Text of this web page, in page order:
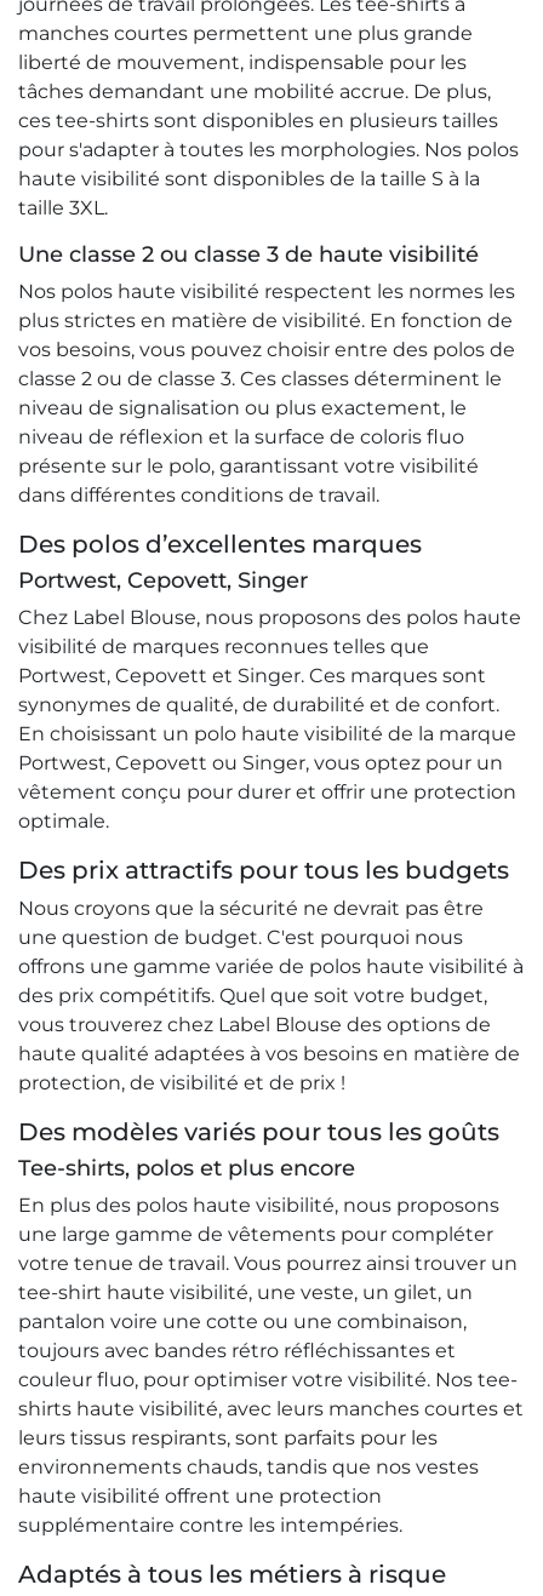
journées de travail prolongées. Les tee-shirts à
manches courtes permettent une plus grande
liberté de mouvement, indispensable pour les
tâches demandant une mobilité accrue. De plus,
ces tee-shirts sont disponibles en plusieurs tailles
pour s'adapter à toutes les morphologies. Nos polos
haute visibilité sont disponibles de la taille S à la
taille 3XL.
Une classe 2 ou classe 3 de haute visibilité
Nos polos haute visibilité respectent les normes les
plus strictes en matière de visibilité. En fonction de
vos besoins, vous pouvez choisir entre des polos de
classe 2 ou de classe 3. Ces classes déterminent le
niveau de signalisation ou plus exactement, le
niveau de réflexion et la surface de coloris fluo
présente sur le polo, garantissant votre visibilité
dans différentes conditions de travail.
Des polos d’excellentes marques
Portwest, Cepovett, Singer
Chez Label Blouse, nous proposons des polos haute
visibilité de marques reconnues telles que
Portwest, Cepovett et Singer. Ces marques sont
synonymes de qualité, de durabilité et de confort.
En choisissant un polo haute visibilité de la marque
Portwest, Cepovett ou Singer, vous optez pour un
vêtement conçu pour durer et offrir une protection
optimale.
Des prix attractifs pour tous les budgets
Nous croyons que la sécurité ne devrait pas être
une question de budget. C'est pourquoi nous
offrons une gamme variée de polos haute visibilité à
des prix compétitifs. Quel que soit votre budget,
vous trouverez chez Label Blouse des options de
haute qualité adaptées à vos besoins en matière de
protection, de visibilité et de prix !
Des modèles variés pour tous les goûts
Tee-shirts, polos et plus encore
En plus des polos haute visibilité, nous proposons
une large gamme de vêtements pour compléter
votre tenue de travail. Vous pourrez ainsi trouver un
tee-shirt haute visibilité, une veste, un gilet, un
pantalon voire une cotte ou une combinaison,
toujours avec bandes rétro réfléchissantes et
couleur fluo, pour optimiser votre visibilité. Nos tee-
shirts haute visibilité, avec leurs manches courtes et
leurs tissus respirants, sont parfaits pour les
environnements chauds, tandis que nos vestes
haute visibilité offrent une protection
supplémentaire contre les intempéries.
Adaptés à tous les métiers à risque